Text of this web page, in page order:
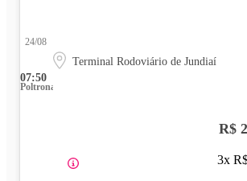
07:50
24/08
Terminal Rodoviário de Jundiaí
Poltrona
R$
3x